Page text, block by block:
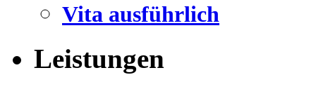
Vita ausführlich
Leistungen